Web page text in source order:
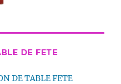
DE FETE
DE TABLE FETE